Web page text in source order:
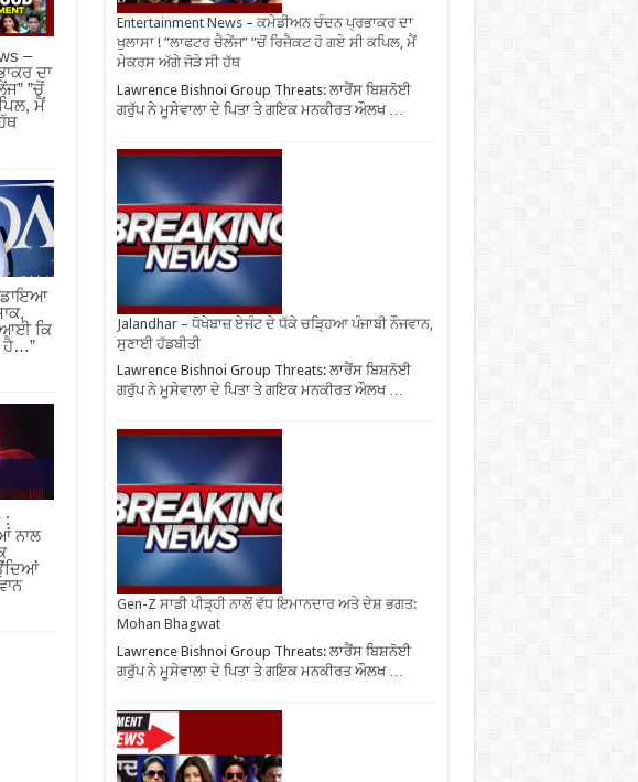
–
ਦਾ
”ਚੋਂ
ਮੈਂ
ਆਈ ਕਿ
:
ਨਾਲ
Entertainment News – ਕਮੇਡੀਅਨ ਚੰਦਨ ਪ੍ਰਭਾਕਰ ਦਾ
ਖੁਲਾਸਾ ! ”ਲਾਫਟਰ ਚੈਲੇਂਜ” ”ਚੋਂ ਰਿਜੈਕਟ ਹੋ ਗਏ ਸੀ ਕਪਿਲ, ਮੈਂ
ਮੇਕਰਸ ਅੱਗੇ ਜੋੜੇ ਸੀ ਹੱਥ
Lawrence Bishnoi Group Threats: ਲਾਰੈਂਸ ਬਿਸ਼ਨੋਈ
ਗਰੁੱਪ ਨੇ ਮੂਸੇਵਾਲਾ ਦੇ ਪਿਤਾ ਤੇ ਗਇਕ ਮਨਕੀਰਤ ਔਲਖ …
Jalandhar – ਧੋਖੇਬਾਜ਼ ਏਜੰਟ ਦੇ ਧੱਕੇ ਚੜ੍ਹਿਆ ਪੰਜਾਬੀ ਨੌਜਵਾਨ,
ਸੁਣਾਈ ਹੱਡਬੀਤੀ
Lawrence Bishnoi Group Threats: ਲਾਰੈਂਸ ਬਿਸ਼ਨੋਈ
ਗਰੁੱਪ ਨੇ ਮੂਸੇਵਾਲਾ ਦੇ ਪਿਤਾ ਤੇ ਗਇਕ ਮਨਕੀਰਤ ਔਲਖ …
Gen-Z ਸਾਡੀ ਪੀੜ੍ਹੀ ਨਾਲੋਂ ਵੱਧ ਇਮਾਨਦਾਰ ਅਤੇ ਦੇਸ਼ ਭਗਤ:
Mohan Bhagwat
Lawrence Bishnoi Group Threats: ਲਾਰੈਂਸ ਬਿਸ਼ਨੋਈ
ਗਰੁੱਪ ਨੇ ਮੂਸੇਵਾਲਾ ਦੇ ਪਿਤਾ ਤੇ ਗਇਕ ਮਨਕੀਰਤ ਔਲਖ …